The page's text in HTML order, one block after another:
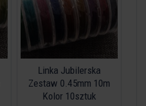
Linka Jubilerska
Zestaw 0.45mm 10m
Kolor 10sztuk